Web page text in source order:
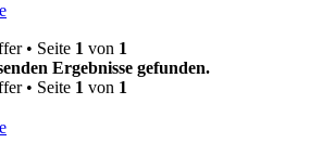
• Seite 1 von 1
Ergebnisse gefunden.
• Seite 1 von 1